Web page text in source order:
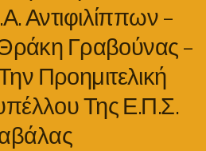
Αντιφιλίππων –
Γραβούνας –
Προημιτελική
Της Ε.Π.Σ.